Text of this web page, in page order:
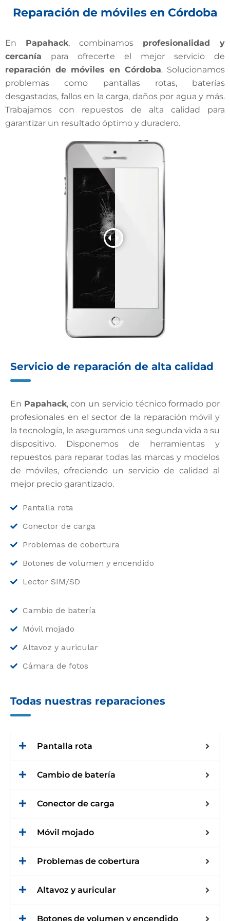
Reparación de móviles en Córdoba
En Papahack, combinamos profesionalidad y
cercanía para ofrecerte el mejor servicio de
reparación de móviles en Córdoba. Solucionamos
problemas como pantallas rotas, baterías
desgastadas, fallos en la carga, daños por agua y más.
Trabajamos con repuestos de alta calidad para
garantizar un resultado óptimo y duradero.
Servicio de reparación de alta calidad
En Papahack, con un servicio técnico formado por
profesionales en el sector de la reparación móvil y
la tecnología, le aseguramos una segunda vida a su
dispositivo. Disponemos de herramientas y
repuestos para reparar todas las marcas y modelos
de móviles, ofreciendo un servicio de calidad al
mejor precio garantizado.
Pantalla rota
Conector de carga
Problemas de cobertura
Botones de volumen y encendido
Lector SIM/SD
Cambio de batería
Móvil mojado
Altavoz y auricular
Cámara de fotos
Todas nuestras reparaciones
Pantalla rota
Cambio de batería
Conector de carga
Móvil mojado
Problemas de cobertura
Altavoz y auricular
Botones de volumen y encendido